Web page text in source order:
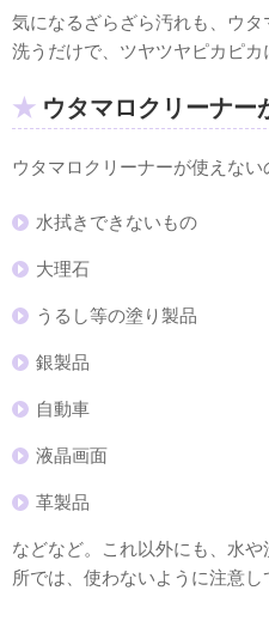
気になるざらざら汚れも、ウ
洗うだけで、ツヤツヤピカピカ
ウタマロクリーナー
ウタマロクリーナーが使えない
水拭きできないもの
大理石
うるし等の塗り製品
銀製品
自動車
液晶画面
革製品
などなど。これ以外にも、水
所では、使わないように注意し